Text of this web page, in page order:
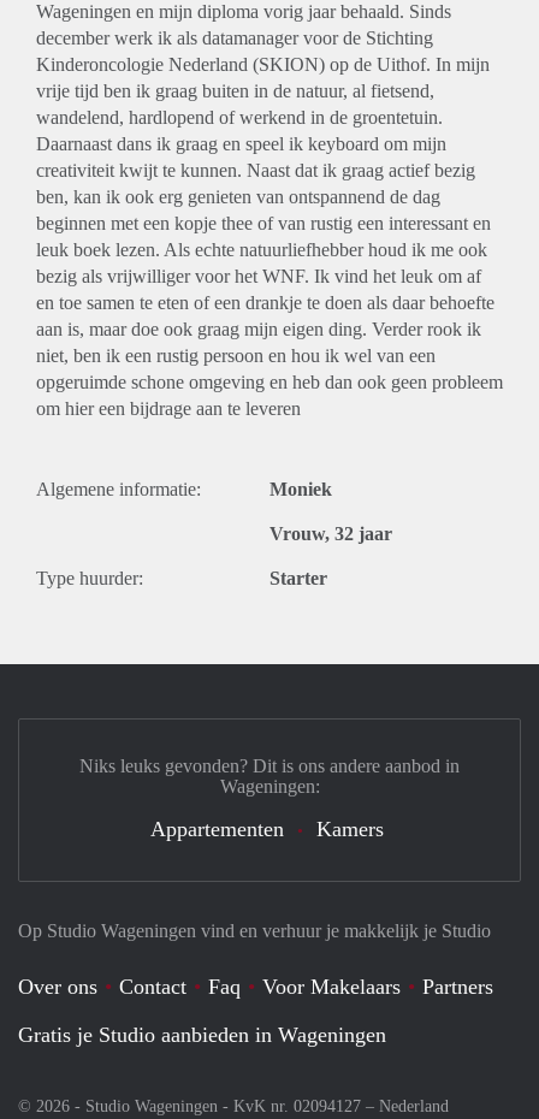
Wageningen en mijn diploma vorig jaar behaald. Sinds
december werk ik als datamanager voor de Stichting
Kinderoncologie Nederland (SKION) op de Uithof. In mijn
vrije tijd ben ik graag buiten in de natuur, al fietsend,
wandelend, hardlopend of werkend in de groentetuin.
Daarnaast dans ik graag en speel ik keyboard om mijn
creativiteit kwijt te kunnen. Naast dat ik graag actief bezig
ben, kan ik ook erg genieten van ontspannend de dag
beginnen met een kopje thee of van rustig een interessant en
leuk boek lezen. Als echte natuurliefhebber houd ik me ook
bezig als vrijwilliger voor het WNF. Ik vind het leuk om af
en toe samen te eten of een drankje te doen als daar behoefte
aan is, maar doe ook graag mijn eigen ding. Verder rook ik
niet, ben ik een rustig persoon en hou ik wel van een
opgeruimde schone omgeving en heb dan ook geen probleem
om hier een bijdrage aan te leveren
Algemene informatie: Moniek
Vrouw, 32 jaar
Type huurder: Starter
Op Studio Wageningen vind en verhuur je makkelijk je Studio
Over ons Contact Faq Voor Makelaars
Partners
Gratis je Studio aanbieden in Wageningen
© 2026 - Studio Wageningen - KvK nr. 02094127 – Nederland
Niks leuks gevonden? Dit is ons andere aanbod in
Wageningen:
Appartementen Kamers